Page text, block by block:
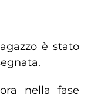
è stato
nella fase